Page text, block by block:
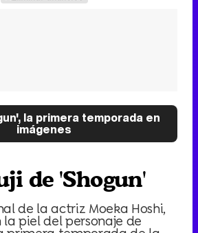
la primera temporada en
imágenes
de 'Shogun'
de la actriz Moeka Hoshi,
la piel del personaje de